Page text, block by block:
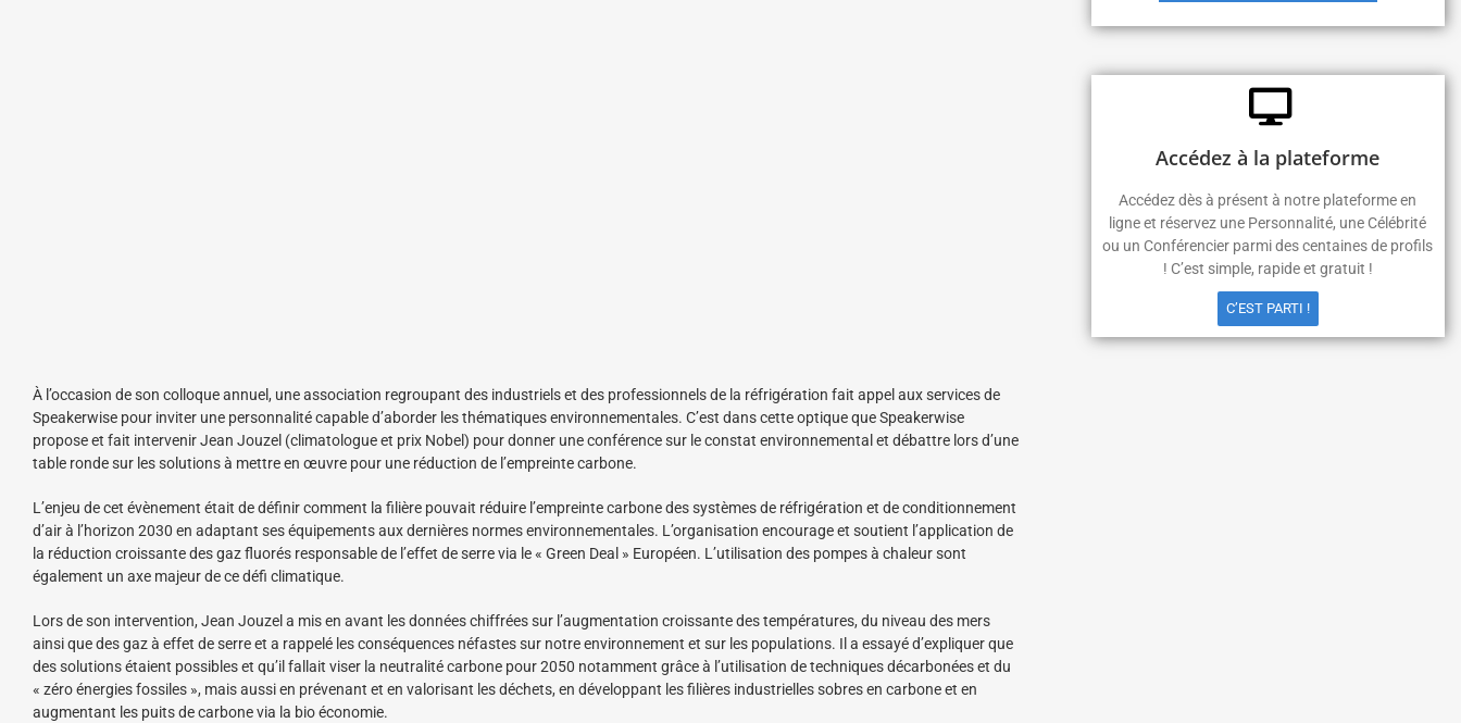
À l’occasion de son colloque annuel, une association regroupant des industriels et des professionnels de la réfrigération fait appel aux services de
Speakerwise pour inviter une personnalité capable d’aborder les thématiques environnementales. C’est dans cette optique que Speakerwise
propose et fait intervenir Jean Jouzel (climatologue et prix Nobel) pour donner une conférence sur le constat environnemental et débattre lors d’une
table ronde sur les solutions à mettre en œuvre pour une réduction de l’empreinte carbone.
L’enjeu de cet évènement était de définir comment la filière pouvait réduire l’empreinte carbone des systèmes de réfrigération et de conditionnement
d’air à l’horizon 2030 en adaptant ses équipements aux dernières normes environnementales. L’organisation encourage et soutient l’application de
la réduction croissante des gaz fluorés responsable de l’effet de serre via le « Green Deal » Européen. L’utilisation des pompes à chaleur sont
également un axe majeur de ce défi climatique.
Lors de son intervention, Jean Jouzel a mis en avant les données chiffrées sur l’augmentation croissante des températures, du niveau des mers
ainsi que des gaz à effet de serre et a rappelé les conséquences néfastes sur notre environnement et sur les populations. Il a essayé d’expliquer que
des solutions étaient possibles et qu’il fallait viser la neutralité carbone pour 2050 notamment grâce à l’utilisation de techniques décarbonées et du
« zéro énergies fossiles », mais aussi en prévenant et en valorisant les déchets, en développant les filières industrielles sobres en carbone et en
augmentant les puits de carbone via la bio économie.
Accédez à la plateforme
Accédez dès à présent à notre plateforme en
ligne et réservez une Personnalité, une Célébrité
ou un Conférencier parmi des centaines de profils
! C’est simple, rapide et gratuit !
C’EST PARTI !